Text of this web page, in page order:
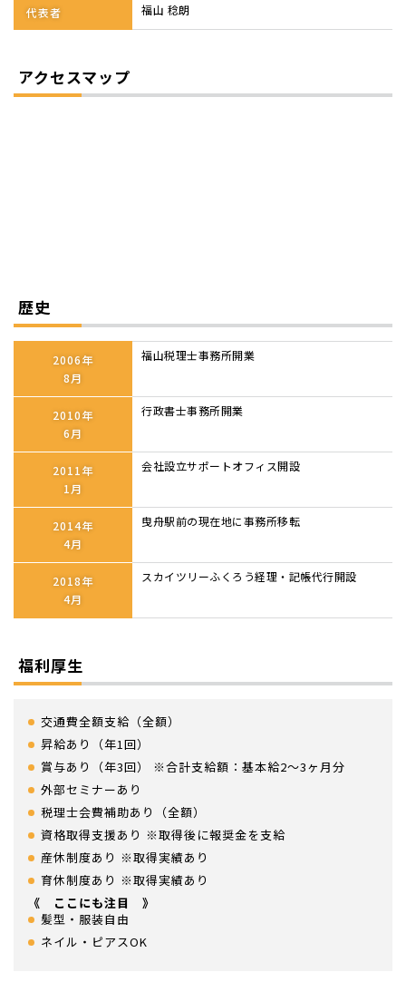
代表者 福山 稔朗
アクセスマップ
歴史
2006年
8月
福山税理士事務所開業
2010年
6月
行政書士事務所開業
2011年
1月
会社設立サポートオフィス開設
2014年
4月
曳舟駅前の現在地に事務所移転
2018年
4月
スカイツリーふくろう経理・記帳代行開設
福利厚生
交通費全額支給（全額）
昇給あり（年1回）
賞与あり（年3回） ※合計支給額：基本給2～3ヶ月分
外部セミナーあり
税理士会費補助あり（全額）
資格取得支援あり ※取得後に報奨金を支給
産休制度あり ※取得実績あり
育休制度あり ※取得実績あり
《 ここにも注目 》
髪型・服装自由
ネイル・ピアスOK